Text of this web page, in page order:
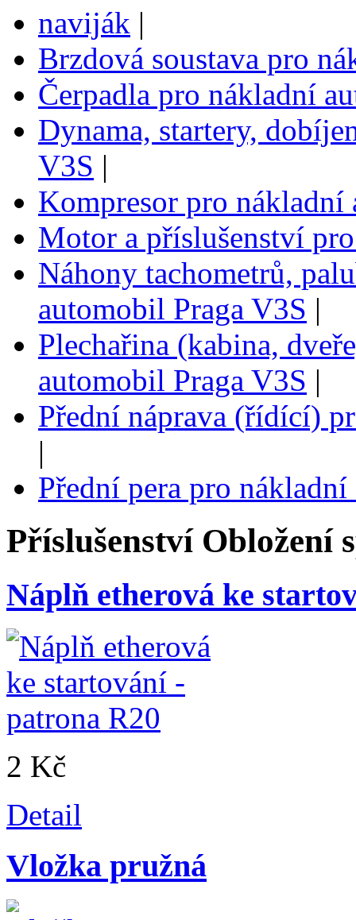
naviják |
Brzdová soustava pro
Čerpadla pro nákladní
Dynama, startery,
V3S |
Kompresor pro nákladní
Motor a příslušenství
Náhony tachometrů,
automobil Praga V3S |
Plechařina (kabina,
automobil Praga V3S |
Přední náprava (řídící)
|
Přední pera pro
Příslušenství Obložení
Náplň etherová ke
2 Kč
Detail
Vložka pružná